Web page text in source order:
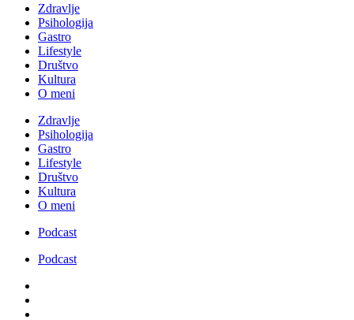
Zdravlje
Psihologija
Gastro
Lifestyle
Društvo
Kultura
O meni
Zdravlje
Psihologija
Gastro
Lifestyle
Društvo
Kultura
O meni
Podcast
Podcast